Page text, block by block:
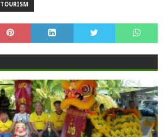
TOURISM